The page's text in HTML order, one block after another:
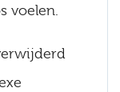
voelen.